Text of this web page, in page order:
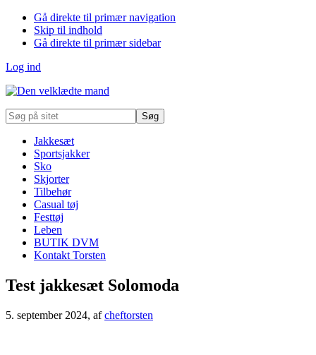
Gå direkte til primær navigation
Skip til indhold
Gå direkte til primær sidebar
Log ind
Søg
på
Jakkesæt
Sportsjakker
Sko
Skjorter
Tilbehør
Casual tøj
Festtøj
Leben
BUTIK DVM
Kontakt Torsten
Test jakkesæt Solomoda
5. september 2024, afcheftorsten